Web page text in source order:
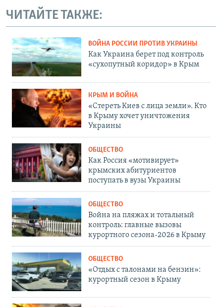
ЧИТАЙТЕ ТАКЖЕ:
ВОЙНА РОССИИ ПРОТИВ УКРАИНЫ
Как Украина берет под контроль
«сухопутный коридор» в Крым
КРЫМ И ВОЙНА
«Стереть Киев с лица земли». Кто
в Крыму хочет уничтожения
Украины
ОБЩЕСТВО
Как Россия «мотивирует»
крымских абитуриентов
поступать в вузы Украины
ОБЩЕСТВО
Война на пляжах и тотальный
контроль: главные вызовы
курортного сезона-2026 в Крыму
ОБЩЕСТВО
«Отдых с талонами на бензин»:
курортный сезон в Крыму